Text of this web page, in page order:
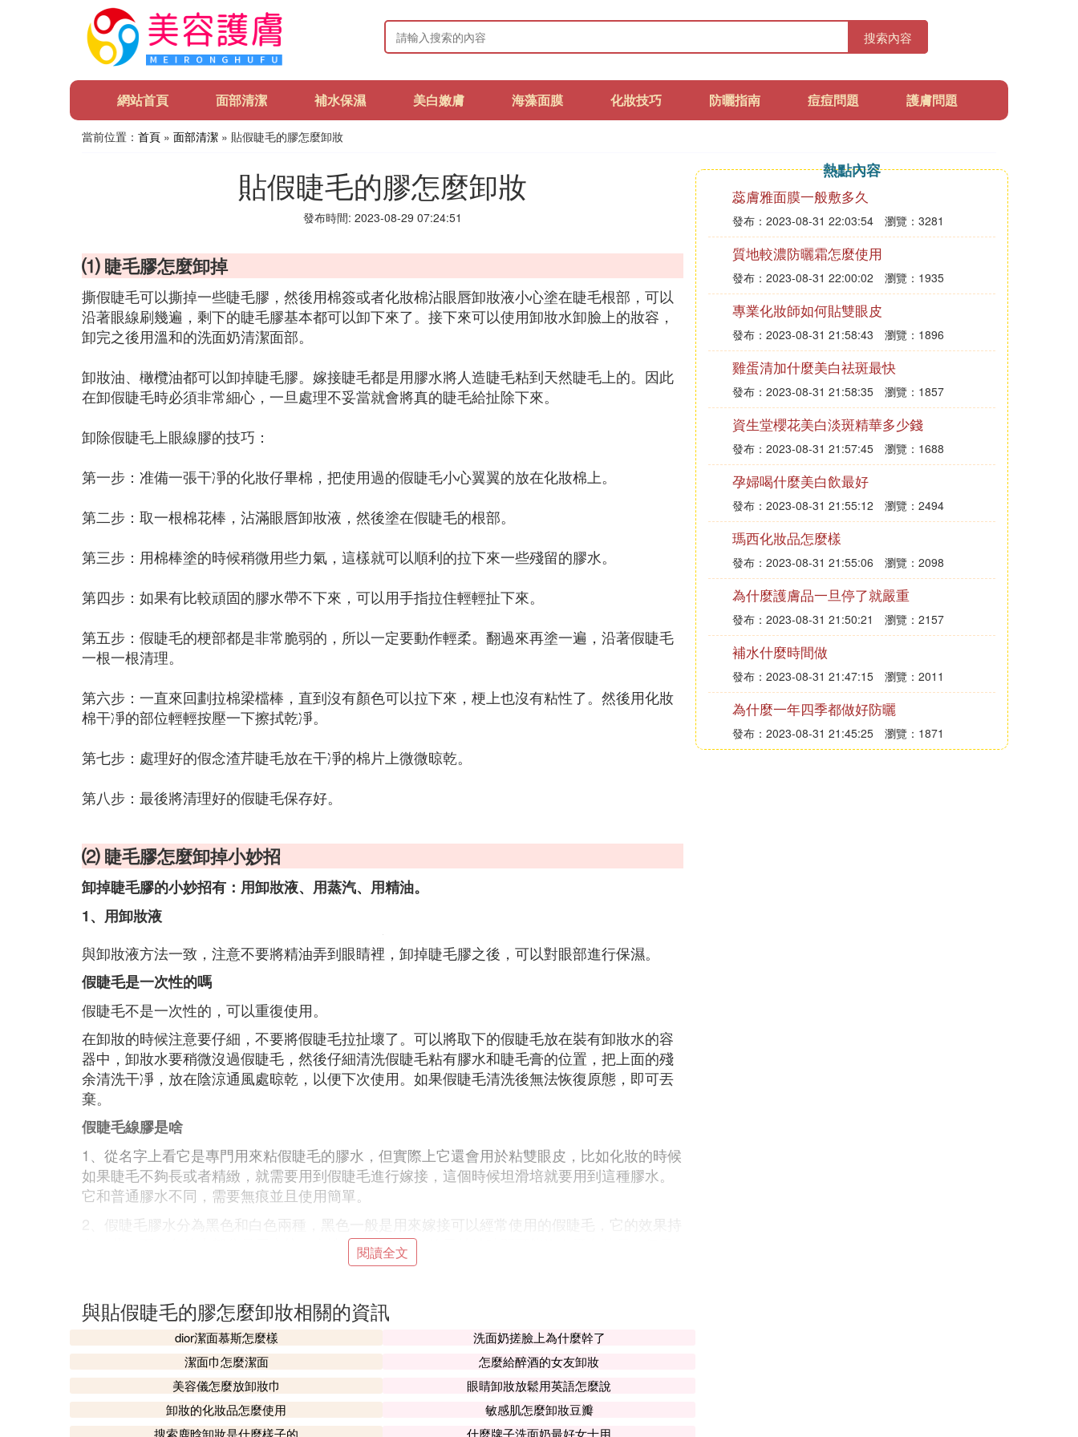
搜索內容
網站首頁 面部清潔 補水保濕 美白嫩膚 海藻面膜 化妝技巧 防曬指南 痘痘問題 護膚問題
當前位置： 首頁 » 面部清潔 » 貼假睫毛的膠怎麼卸妝
貼假睫毛的膠怎麼卸妝
發布時間: 2023-08-29 07:24:51
⑴ 睫毛膠怎麼卸掉
撕假睫毛可以撕掉一些睫毛膠，然後用棉簽或者化妝棉沾眼唇卸妝液小心塗在睫毛根部，可以
沿著眼線刷幾遍，剩下的睫毛膠基本都可以卸下來了。接下來可以使用卸妝水卸臉上的妝容，
卸完之後用溫和的洗面奶清潔面部。
卸妝油、橄欖油都可以卸掉睫毛膠。嫁接睫毛都是用膠水將人造睫毛粘到天然睫毛上的。因此
在卸假睫毛時必須非常細心，一旦處理不妥當就會將真的睫毛給扯除下來。
卸除假睫毛上眼線膠的技巧：
第一步：准備一張干凈的化妝仔畢棉，把使用過的假睫毛小心翼翼的放在化妝棉上。
第二步：取一根棉花棒，沾滿眼唇卸妝液，然後塗在假睫毛的根部。
第三步：用棉棒塗的時候稍微用些力氣，這樣就可以順利的拉下來一些殘留的膠水。
第四步：如果有比較頑固的膠水帶不下來，可以用手指拉住輕輕扯下來。
第五步：假睫毛的梗部都是非常脆弱的，所以一定要動作輕柔。翻過來再塗一遍，沿著假睫毛
一根一根清理。
第六步：一直來回劃拉棉梁檔棒，直到沒有顏色可以拉下來，梗上也沒有粘性了。然後用化妝
棉干凈的部位輕輕按壓一下擦拭乾凈。
第七步：處理好的假念渣芹睫毛放在干凈的棉片上微微晾乾。
第八步：最後將清理好的假睫毛保存好。
⑵ 睫毛膠怎麼卸掉小妙招
卸掉睫毛膠的小妙招有：用卸妝液、用蒸汽、用精油。
1、用卸妝液
與卸妝液方法一致，注意不要將精油弄到眼睛裡，卸掉睫毛膠之後，可以對眼部進行保濕。
假睫毛是一次性的嗎
假睫毛不是一次性的，可以重復使用。
在卸妝的時候注意要仔細，不要將假睫毛拉扯壞了。可以將取下的假睫毛放在裝有卸妝水的容
器中，卸妝水要稍微沒過假睫毛，然後仔細清洗假睫毛粘有膠水和睫毛膏的位置，把上面的殘
余清洗干凈，放在陰涼通風處晾乾，以便下次使用。如果假睫毛清洗後無法恢復原態，即可丟
棄。
假睫毛線膠是啥
1、從名字上看它是專門用來粘假睫毛的膠水，但實際上它還會用於粘雙眼皮，比如化妝的時候
如果睫毛不夠長或者精緻，就需要用到假睫毛進行嫁接，這個時候坦滑培就要用到這種膠水。
它和普通膠水不同，需要無痕並且使用簡單。
2、假睫毛膠水分為黑色和白色兩種，黑色一般是用來嫁接可以經常使用的假睫毛，它的效果持
久一些。而白色的大部分是用來接一次性的假睫毛的，效果持續時間可能沒有黑色的長，但是
現在大部分品牌都沒有這么講究，黑色和白色的效果差別不是很大。
⑶ 假睫毛膠 用卸妝液能卸掉嗎
可以用卸妝液卸掉。
方法1：
把假睫毛專用卸除液塗在睫毛根部，很快就可以直接拿掉。殘留在假睫毛上的膠水用棉棒或者
閱讀全文
與貼假睫毛的膠怎麼卸妝相關的資訊
dior潔面慕斯怎麼樣
洗面奶搓臉上為什麼幹了
潔面巾怎麼潔面
怎麼給醉酒的女友卸妝
美容儀怎麼放卸妝巾
眼睛卸妝放鬆用英語怎麼說
卸妝的化妝品怎麼使用
敏感肌怎麼卸妝豆瓣
搜索鹿晗卸妝是什麼樣子的
什麼牌子洗面奶最好女士用
熱點內容
蕊膚雅面膜一般敷多久
發布：2023-08-31 22:03:54 瀏覽：3281
質地較濃防曬霜怎麼使用
發布：2023-08-31 22:00:02 瀏覽：1935
專業化妝師如何貼雙眼皮
發布：2023-08-31 21:58:43 瀏覽：1896
雞蛋清加什麼美白祛斑最快
發布：2023-08-31 21:58:35 瀏覽：1857
資生堂櫻花美白淡斑精華多少錢
發布：2023-08-31 21:57:45 瀏覽：1688
孕婦喝什麼美白飲最好
發布：2023-08-31 21:55:12 瀏覽：2494
瑪西化妝品怎麼樣
發布：2023-08-31 21:55:06 瀏覽：2098
為什麼護膚品一旦停了就嚴重
發布：2023-08-31 21:50:21 瀏覽：2157
補水什麼時間做
發布：2023-08-31 21:47:15 瀏覽：2011
為什麼一年四季都做好防曬
發布：2023-08-31 21:45:25 瀏覽：1871